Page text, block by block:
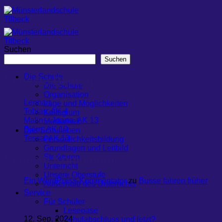
Zum
Inhalt
springen
Die Schule
Die Schule
Organisation
Lage und Möglichkeiten
Kollegium
Mediathek
Das Schulleben
Persönlichkeitsbildung
Grundlagen und Leitbild
Strukturen
Unterricht
Unsere Oberstufe
Außerhalb des Unterrichts
Service
Für Schüler
Leseoase
Schulabschluss und jetzt?
Suchen
Suchen
Neueste Beiträge
Lennart
Tobias, AK 4
Malin – Joana, AK 13
Björn, AK 10
Tessa, AK 13
Neueste Kommentare
Ein WordPress-Kommentatorzu Busse fahren früher
Datum
12. Sep. 2024